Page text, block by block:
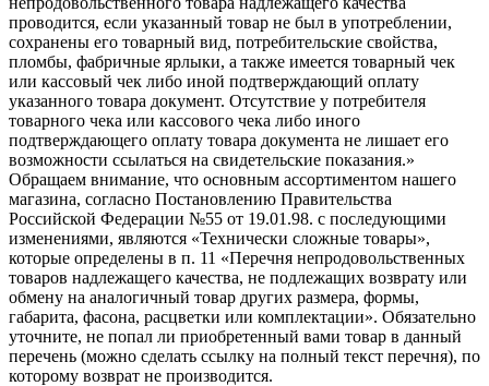
проводится, если указанный товар не был в употреблении,
сохранены его товарный вид, потребительские свойства,
пломбы, фабричные ярлыки, а также имеется товарный чек
или кассовый чек либо иной подтверждающий оплату
указанного товара документ. Отсутствие у потребителя
товарного чека или кассового чека либо иного
подтверждающего оплату товара документа не лишает его
возможности ссылаться на свидетельские показания.»
Обращаем внимание, что основным ассортиментом нашего
магазина, согласно Постановлению Правительства
Российской Федерации №55 от 19.01.98. с последующими
изменениями, являются «Технически сложные товары»,
которые определены в п. 11 «Перечня непродовольственных
товаров надлежащего качества, не подлежащих возврату или
обмену на аналогичный товар других размера, формы,
габарита, фасона, расцветки или комплектации». Обязательно
уточните, не попал ли приобретенный вами товар в данный
перечень (можно сделать ссылку на полный текст перечня), по
которому возврат не производится.